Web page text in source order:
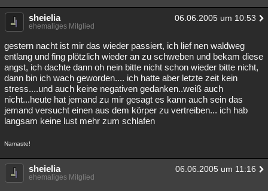
sheielia 06.06.2005 um 10:53
ehemaliges Mitglied
gestern nacht ist mir das wieder passiert, ich lief nen waldweg
entlang und fing plötzlich wieder an zu schweben und bekam diese
angst, ich dachte dann oh nein bitte nicht schon wieder bitte nicht,
dann bin ich wach geworden.... ich hatte aber letzte zeit kein
stress....und auch keine negativen gedanken..weiß auch
nicht...heute hat jemand zu mir gesagt es kann auch sein das
jemand versucht einen aus dem körper zu vertreiben... ich hab
langsam keine lust mehr zum schlafen
Namaste!
sheielia 06.06.2005 um 11:16
ehemaliges Mitglied